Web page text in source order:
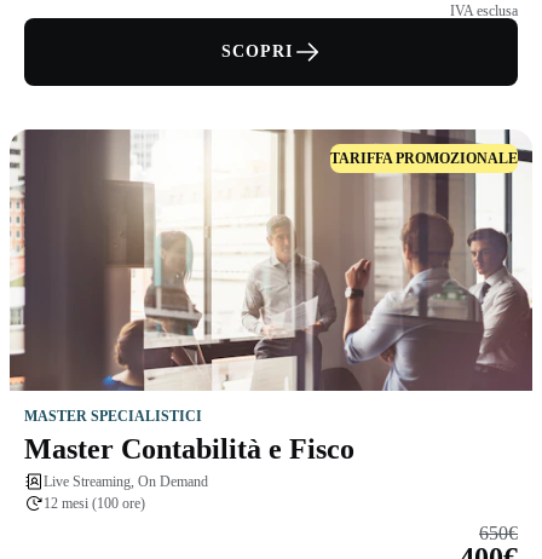
IVA esclusa
SCOPRI
TARIFFA PROMOZIONALE
MASTER SPECIALISTICI
Master Contabilità e Fisco
Live Streaming, On Demand
12 mesi (100 ore)
650€